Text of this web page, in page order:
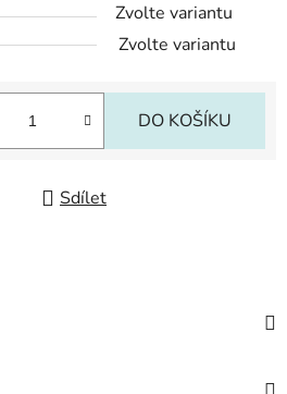
Zvolte variantu
Zvolte variantu
DO KOŠÍKU
Sdílet